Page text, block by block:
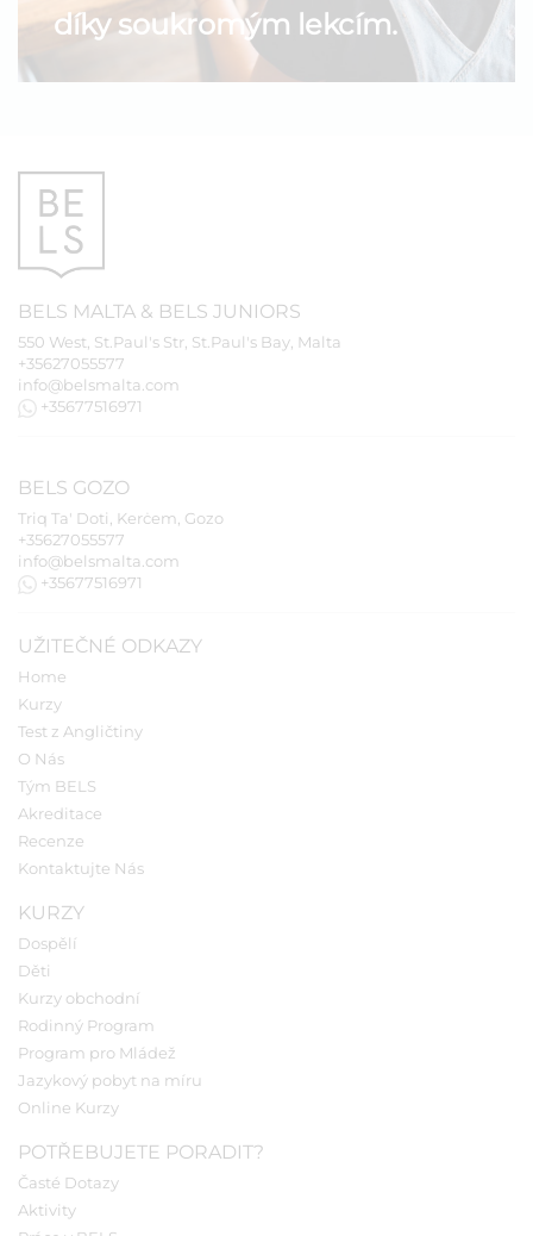
díky soukromým lekcím.
BELS MALTA & BELS JUNIORS
550 West, St.Paul's Str, St.Paul's Bay, Malta
+35627055577
info@belsmalta.com
+35677516971
BELS GOZO
Triq Ta' Doti, Kerċem, Gozo
+35627055577
info@belsmalta.com
+35677516971
UŽITEČNÉ ODKAZY
Home
Kurzy
Test z Angličtiny
O Nás
Tým BELS
Akreditace
Recenze
Kontaktujte Nás
KURZY
Dospělí
Děti
Kurzy obchodní
Rodinný Program
Program pro Mládež
Jazykový pobyt na míru
Online Kurzy
POTŘEBUJETE PORADIT?
Časté Dotazy
Aktivity